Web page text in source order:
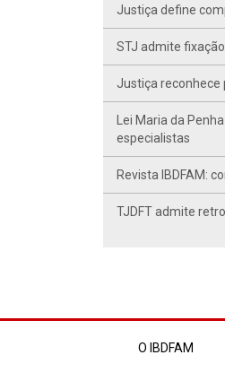
Justiça define
STJ admite
Justiça reconhece
Lei Maria da
especialistas
Revista IBDFAM:
TJDFT admite
O IBDFAM